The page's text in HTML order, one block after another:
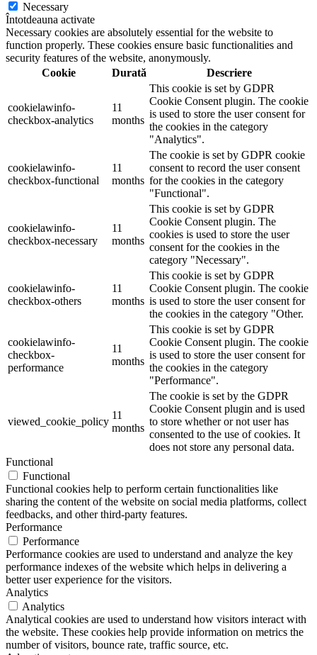
Necessary
Întotdeauna activate
Necessary cookies are absolutely essential for the website to
function properly. These cookies ensure basic functionalities and
security features of the website, anonymously.
Cookie
Durată Descriere
cookielawinfo-
checkbox-analytics
11
months
This cookie is set by GDPR
Cookie Consent plugin. The cookie
is used to store the user consent for
the cookies in the category
"Analytics".
cookielawinfo-
checkbox-functional
11
months
The cookie is set by GDPR cookie
consent to record the user consent
for the cookies in the category
"Functional".
cookielawinfo-
checkbox-necessary
11
months
This cookie is set by GDPR
Cookie Consent plugin. The
cookies is used to store the user
consent for the cookies in the
category "Necessary".
cookielawinfo-
checkbox-others
11
months
This cookie is set by GDPR
Cookie Consent plugin. The cookie
is used to store the user consent for
the cookies in the category "Other.
cookielawinfo-
checkbox-
performance
11
months
This cookie is set by GDPR
Cookie Consent plugin. The cookie
is used to store the user consent for
the cookies in the category
"Performance".
viewed_cookie_policy
11
months
The cookie is set by the GDPR
Cookie Consent plugin and is used
to store whether or not user has
consented to the use of cookies. It
does not store any personal data.
Functional
Functional
Functional cookies help to perform certain functionalities like
sharing the content of the website on social media platforms, collect
feedbacks, and other third-party features.
Performance
Performance
Performance cookies are used to understand and analyze the key
performance indexes of the website which helps in delivering a
better user experience for the visitors.
Analytics
Analytics
Analytical cookies are used to understand how visitors interact with
the website. These cookies help provide information on metrics the
number of visitors, bounce rate, traffic source, etc.